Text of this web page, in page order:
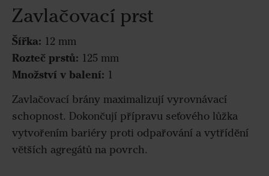
Zavlačovací prst
Šířka: 12 mm
Rozteč prstů: 125 mm
Množství v balení: 1
Zavlačovací brány maximalizují vyrovnávací
schopnost. Dokončují přípravu seťového lůžka
vytvořením bariéry proti odpařování a vytřídění
větších agregátů na povrch.